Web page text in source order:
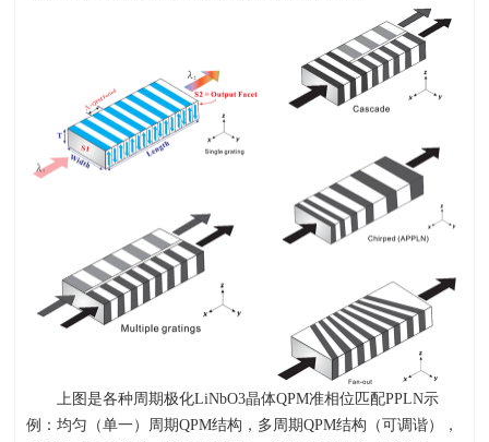
上图是各种周期极化LiNbO3晶体QPM准相位匹配PPLN示
例：均匀（单一）周期QPM结构，多周期QPM结构（可调谐），